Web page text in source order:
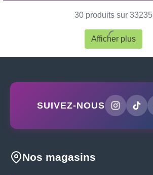
30 produits sur 33235
Afficher plus
SUIVEZ-NOUS
Nos magasins